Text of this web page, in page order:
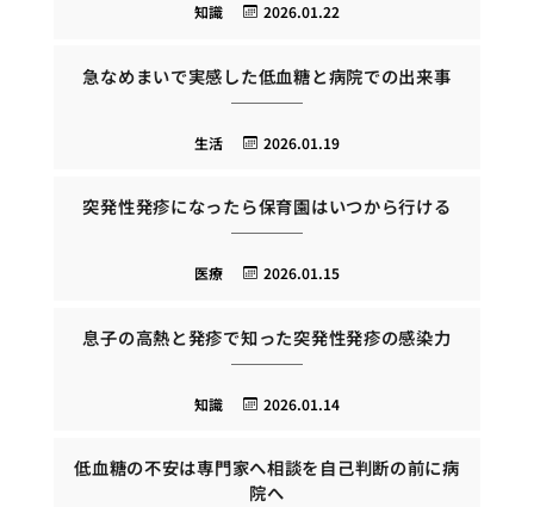
2026.01.22
知識
急なめまいで実感した低血糖と病院での出来事
2026.01.19
生活
突発性発疹になったら保育園はいつから行ける
2026.01.15
医療
息子の高熱と発疹で知った突発性発疹の感染力
2026.01.14
知識
低血糖の不安は専門家へ相談を自己判断の前に病
院へ